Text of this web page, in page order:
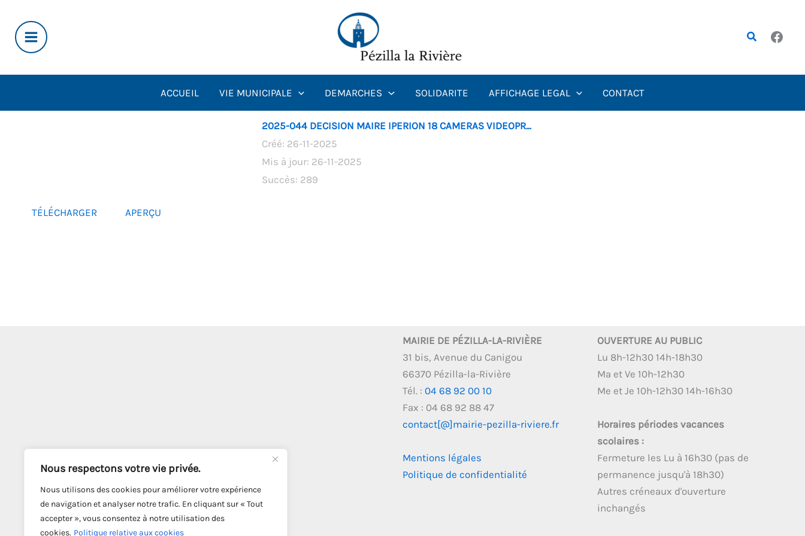
Nous respectons votre vie privée.
Nous utilisons des cookies pour améliorer votre expérience
de navigation et analyser notre trafic. En cliquant sur « Tout
accepter », vous consentez à notre utilisation des
cookies. Politique relative aux cookies
contenu
Rechercher
ACCUEIL VIE MUNICIPALE DEMARCHES SOLIDARITE AFFICHAGE LEGAL CONTACT
2025-044 DECISION MAIRE IPERION 18 CAMERAS VIDEOPR...
Créé: 26-11-2025
Mis à jour: 26-11-2025
Succès: 289
TÉLÉCHARGER APERÇU
MAIRIE DE PÉZILLA-LA-RIVIÈRE
31 bis, Avenue du Canigou
66370 Pézilla-la-Rivière
Tél. : 04 68 92 00 10
Fax : 04 68 92 88 47
contact[@]mairie-pezilla-riviere.fr
Mentions légales
Politique de confidentialité
OUVERTURE AU PUBLIC
Lu 8h-12h30 14h-18h30
Ma et Ve 10h-12h30
Me et Je 10h-12h30 14h-16h30
Horaires périodes vacances
scolaires :
Fermeture les Lu à 16h30 (pas de
permanence jusqu'à 18h30)
Autres créneaux d'ouverture
inchangés